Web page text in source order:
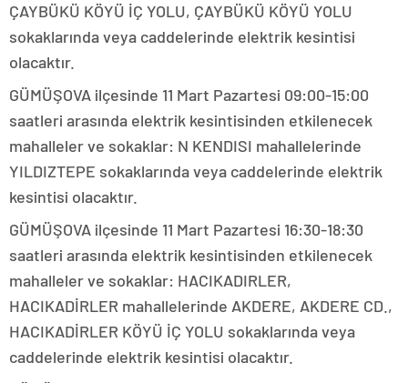
ÇAYBÜKÜ KÖYÜ İÇ YOLU, ÇAYBÜKÜ KÖYÜ YOLU
sokaklarında veya caddelerinde elektrik kesintisi
olacaktır.
GÜMÜŞOVA ilçesinde 11 Mart Pazartesi 09:00-15:00
saatleri arasında elektrik kesintisinden etkilenecek
mahalleler ve sokaklar: N KENDISI mahallelerinde
YILDIZTEPE sokaklarında veya caddelerinde elektrik
kesintisi olacaktır.
GÜMÜŞOVA ilçesinde 11 Mart Pazartesi 16:30-18:30
saatleri arasında elektrik kesintisinden etkilenecek
mahalleler ve sokaklar: HACIKADIRLER,
HACIKADİRLER mahallelerinde AKDERE, AKDERE CD.,
HACIKADİRLER KÖYÜ İÇ YOLU sokaklarında veya
caddelerinde elektrik kesintisi olacaktır.